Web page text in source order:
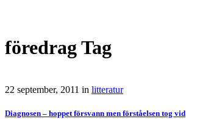
föredrag Tag
22 september, 2011 in litteratur
Diagnosen – hoppet försvann men förståelsen tog vid